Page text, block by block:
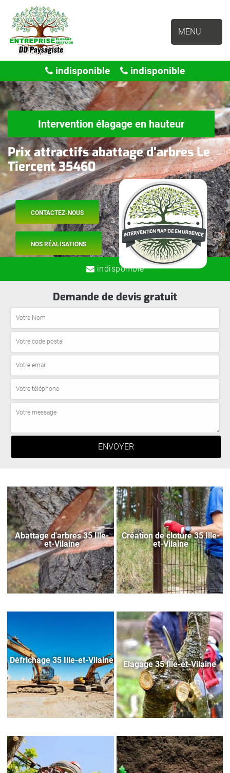
MENU
indisponible indisponible
Intervention élagage en hauteur
Prix attractifs abattage d'arbres Le
Tiercent 35460
CONTACTEZ-NOUS
NOS RÉALISATIONS
indisponible
Demande de devis gratuit
Abattage d'arbres 35 Ille-
et-Vilaine
Création de cloture 35 Ille-
et-Vilaine
Défrichage 35 Ille-et-Vilaine Elagage 35 Ille-et-Vilaine